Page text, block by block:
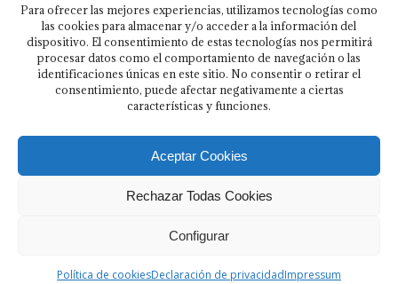
Para ofrecer las mejores experiencias, utilizamos tecnologías como
las cookies para almacenar y/o acceder a la información del
dispositivo. El consentimiento de estas tecnologías nos permitirá
procesar datos como el comportamiento de navegación o las
identificaciones únicas en este sitio. No consentir o retirar el
consentimiento, puede afectar negativamente a ciertas
características y funciones.
Aceptar Cookies
Rechazar Todas Cookies
Configurar
Política de cookiesDeclaración de privacidadImpressum
€5.00
Añadir al carrito